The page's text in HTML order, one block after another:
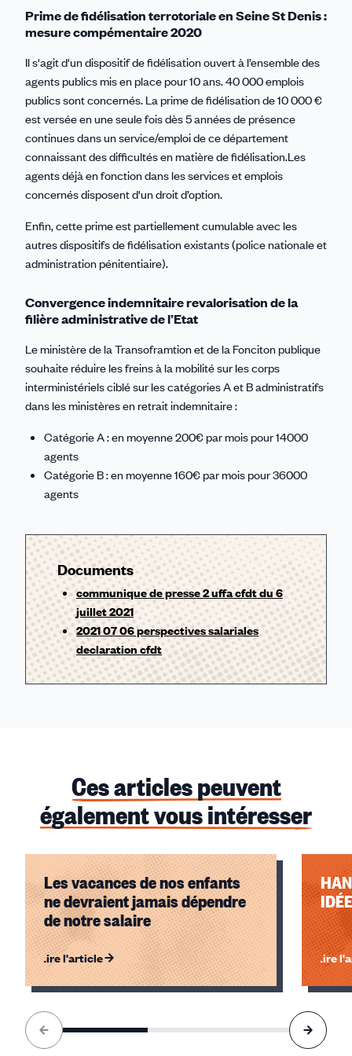
Prime de fidélisation terrotoriale en Seine St Denis :
mesure compémentaire 2020
Il s'agit d'un dispositif de fidélisation ouvert à l’ensemble des
agents publics mis en place pour 10 ans. 40 000 emplois
publics sont concernés. La prime de fidélisation de 10 000 €
est versée en une seule fois dès 5 années de présence
continues dans un service/emploi de ce département
connaissant des difficultés en matière de fidélisation.Les
agents déjà en fonction dans les services et emplois
concernés disposent d'un droit d’option.
Enfin, cette prime est partiellement cumulable avec les
autres dispositifs de fidélisation existants (police nationale et
administration pénitentiaire).
Convergence indemnitaire revalorisation de la
filière administrative de l’Etat
Le ministère de la Transoframtion et de la Fonciton publique
souhaite réduire les freins à la mobilité sur les corps
interministériels ciblé sur les catégories A et B administratifs
dans les ministères en retrait indemnitaire :
Catégorie A : en moyenne 200€ par mois pour 14000
agents
Catégorie B : en moyenne 160€ par mois pour 36000
agents
Documents
communique de presse 2 uffa cfdt du 6
juillet 2021
2021 07 06 perspectives salariales
declaration cfdt
Ces articles peuvent
également vous intéresser
Les vacances de nos enfants
ne devraient jamais dépendre
de notre salaire
Lire l'article Lire